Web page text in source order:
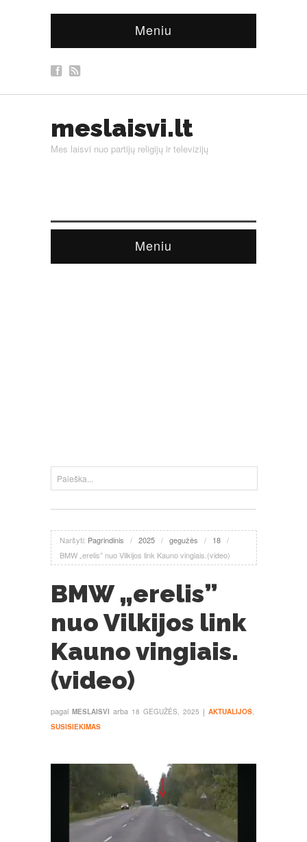
Meniu
meslaisvi.lt
Mes laisvi nuo partijų religijų ir televizijų
Meniu
Naršyti: Pagrindinis / 2025 / gegužės / 18 /
BMW „erelis” nuo Vilkijos link Kauno vingiais.(video)
BMW „erelis”
nuo Vilkijos link
Kauno vingiais.
(video)
pagal MESLAISVI arba 18 GEGUŽĖS, 2025 į AKTUALIJOS,
SUSISIEKIMAS